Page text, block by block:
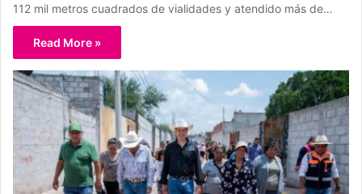
112 mil metros cuadrados de vialidades y atendido más de…
Read More »